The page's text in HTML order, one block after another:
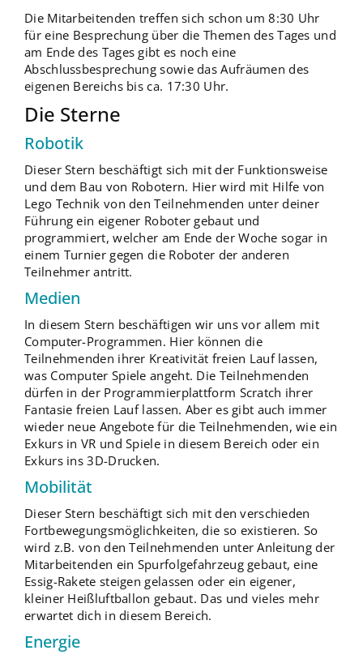
Die Mitarbeitenden treffen sich schon um 8:30 Uhr
für eine Besprechung über die Themen des Tages und
am Ende des Tages gibt es noch eine
Abschlussbesprechung sowie das Aufräumen des
eigenen Bereichs bis ca. 17:30 Uhr.
Die Sterne
Robotik
Dieser Stern beschäftigt sich mit der Funktionsweise
und dem Bau von Robotern. Hier wird mit Hilfe von
Lego Technik von den Teilnehmenden unter deiner
Führung ein eigener Roboter gebaut und
programmiert, welcher am Ende der Woche sogar in
einem Turnier gegen die Roboter der anderen
Teilnehmer antritt.
Medien
In diesem Stern beschäftigen wir uns vor allem mit
Computer-Programmen. Hier können die
Teilnehmenden ihrer Kreativität freien Lauf lassen,
was Computer Spiele angeht. Die Teilnehmenden
dürfen in der Programmierplattform Scratch ihrer
Fantasie freien Lauf lassen. Aber es gibt auch immer
wieder neue Angebote für die Teilnehmenden, wie ein
Exkurs in VR und Spiele in diesem Bereich oder ein
Exkurs ins 3D-Drucken.
Mobilität
Dieser Stern beschäftigt sich mit den verschieden
Fortbewegungsmöglichkeiten, die so existieren. So
wird z.B. von den Teilnehmenden unter Anleitung der
Mitarbeitenden ein Spurfolgefahrzeug gebaut, eine
Essig-Rakete steigen gelassen oder ein eigener,
kleiner Heißluftballon gebaut. Das und vieles mehr
erwartet dich in diesem Bereich.
Energie